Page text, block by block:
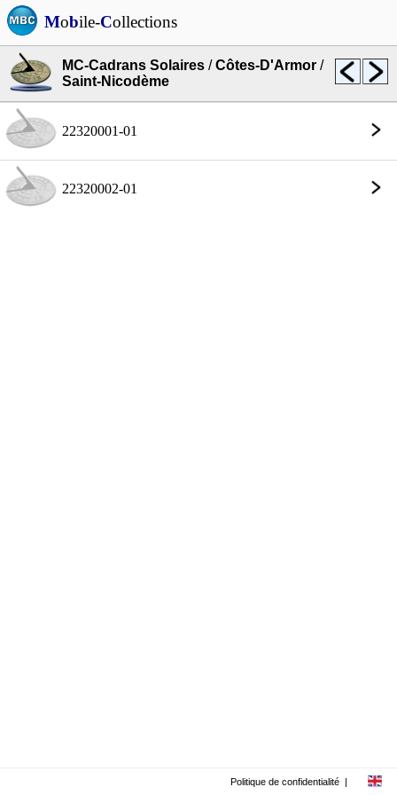
Mobile-Collections
MC-Cadrans Solaires /Côtes-D'Armor /
Saint-Nicodème
22320001-01
22320002-01
Politique de confidentialité |